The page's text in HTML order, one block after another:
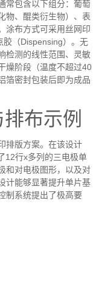
常包含以下组分：葡萄
物、醌类衍生物）、表
涂布方式可采用丝网印
胶（Dispensing）。无
检测的线性范围、灵敏
燥阶段（温度不超过40
箔密封包装后即为成品
布示例
排版方案。在该设计
12行x多列的三电极单
和对电极图形，以及对
计能够显著提升单片基
制系统提出了极高要